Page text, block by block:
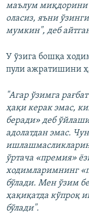
маълум миқдорини
оласиз, яъни
мумкин", деб
У ўзига бошқа
пули ажратишини
"Агар ўзимга
ҳақи керак эмас,
беради» деб
адолатдан эмас.
ўртача «премия»
ходимларимнинг
бўлади. Мен ўзим
ҳақиқатда кўпроқ
бўлади".